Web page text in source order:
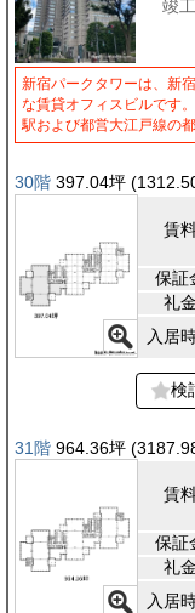
竣工
新宿パークタワーは、新
な賃貸オフィスビルです
駅および都営大江戸線の
30階 397.04坪
賃
保証
礼金
入居
検
31階 964.36坪
賃
保証
礼金
入居